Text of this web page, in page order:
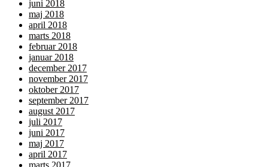
juni 2018
maj 2018
april 2018
marts 2018
februar 2018
januar 2018
december 2017
november 2017
oktober 2017
september 2017
august 2017
juli 2017
juni 2017
maj 2017
april 2017
marts 2017